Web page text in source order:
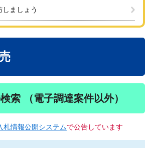
ましょう
索 （電子調達案件以外）
札情報公開システムで公告しています